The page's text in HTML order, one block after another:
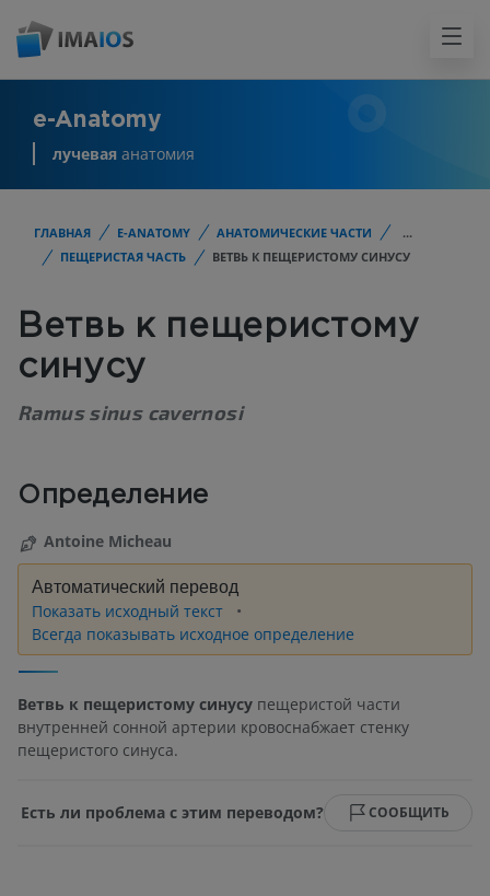
e-Anatomy
лучевая анатомия
ГЛАВНАЯ E-ANATOMY АНАТОМИЧЕСКИЕ ЧАСТИ
...
ПЕЩЕРИСТАЯ ЧАСТЬ
ВЕТВЬ К ПЕЩЕРИСТОМУ СИНУСУ
Ветвь к пещеристому
синусу
Ramus sinus cavernosi
Определение
Antoine Micheau
Автоматический перевод
Показать исходный текст
Всегда показывать исходное определение
Ветвь к пещеристому синусу пещеристой части
внутренней сонной артерии кровоснабжает стенку
пещеристого синуса.
Есть ли проблема с этим переводом? СООБЩИТЬ